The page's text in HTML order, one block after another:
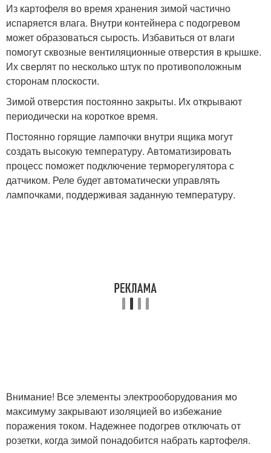
Из картофеля во время хранения зимой частично
испаряется влага. Внутри контейнера с подогревом
может образоваться сырость. Избавиться от влаги
помогут сквозные вентиляционные отверстия в крышке.
Их сверлят по несколько штук по противоположным
сторонам плоскости.
Зимой отверстия постоянно закрыты. Их открывают
периодически на короткое время.
Постоянно горящие лампочки внутри ящика могут
создать высокую температуру. Автоматизировать
процесс поможет подключение терморегулятора с
датчиком. Реле будет автоматически управлять
лампочками, поддерживая заданную температуру.
Внимание! Все элементы электрооборудования мо
максимуму закрывают изоляцией во избежание
поражения током. Надежнее подогрев отключать от
розетки, когда зимой понадобится набрать картофеля.